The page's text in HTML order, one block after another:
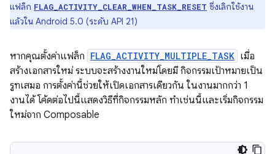
แฟล็ก FLAG_ACTIVITY_CLEAR_WHEN_TASK_RESET ซึ่งเลิกใช้งาน
แล้วใน Android 5.0 (ระดับ API 21)
หากคุณตั้งค่าแฟล็ก FLAG_ACTIVITY_MULTIPLE_TASK เมื่อ
สร้างเอกสารใหม่ ระบบจะสร้างงานใหม่โดยมี กิจกรรมเป้าหมายเป็น
รูทเสมอ การตั้งค่านี้ช่วยให้เปิดเอกสารเดียวกัน ในงานมากกว่า 1
งานได้ โค้ดต่อไปนี้แสดงวิธีที่กิจกรรมหลัก ทำเช่นนี้และเริ่มกิจกรรม
ใหม่จาก Composable